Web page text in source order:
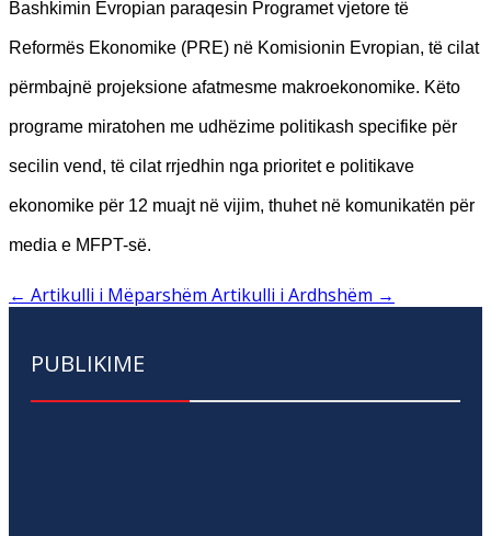
Bashkimin Evropian paraqesin Programet vjetore të
Reformës Ekonomike (PRE) në Komisionin Evropian, të cilat
përmbajnë projeksione afatmesme makroekonomike. Këto
programe miratohen me udhëzime politikash specifike për
secilin vend, të cilat rrjedhin nga prioritet e politikave
ekonomike për 12 muajt në vijim, thuhet në komunikatën për
media e MFPT-së.
← Artikulli i Mëparshëm Artikulli i Ardhshëm →
PUBLIKIME